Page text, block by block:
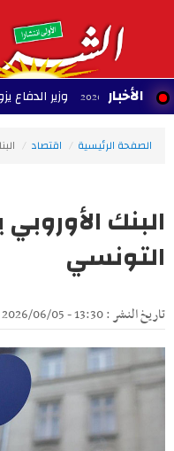
الأخباروزير الدفاع يزور
الصفحة الرئيسية اقتصاد
البنك
التونسي
تاريخ النشر : 13:30 - 2026/06/05